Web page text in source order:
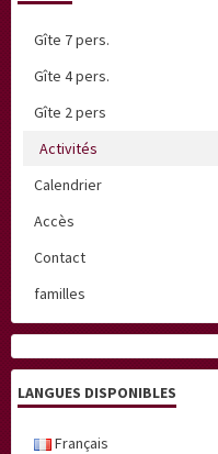
Gîte 7 pers.
Gîte 4 pers.
Gîte 2 pers
Activités
Calendrier
Accès
Contact
familles
LANGUES DISPONIBLES
Français